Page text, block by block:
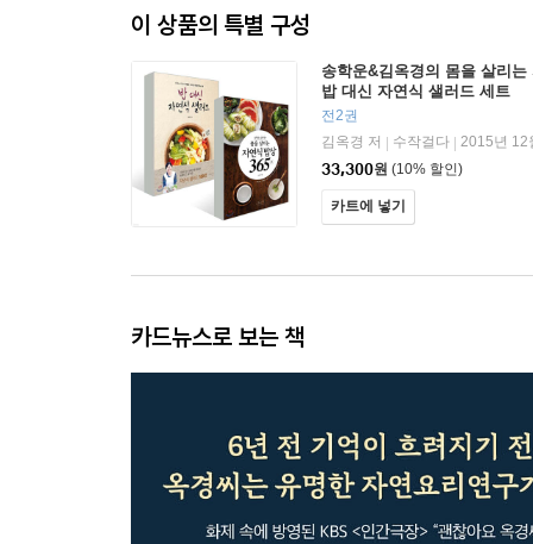
이 상품의 특별 구성
송학운&김옥경의 몸을 살리
밥 대신 자연식 샐러드 세트
전2권
김옥경 저
수작걸다
2015년 12
33,300원 (10% 할인)
카트에 넣기
카드뉴스로 보는 책